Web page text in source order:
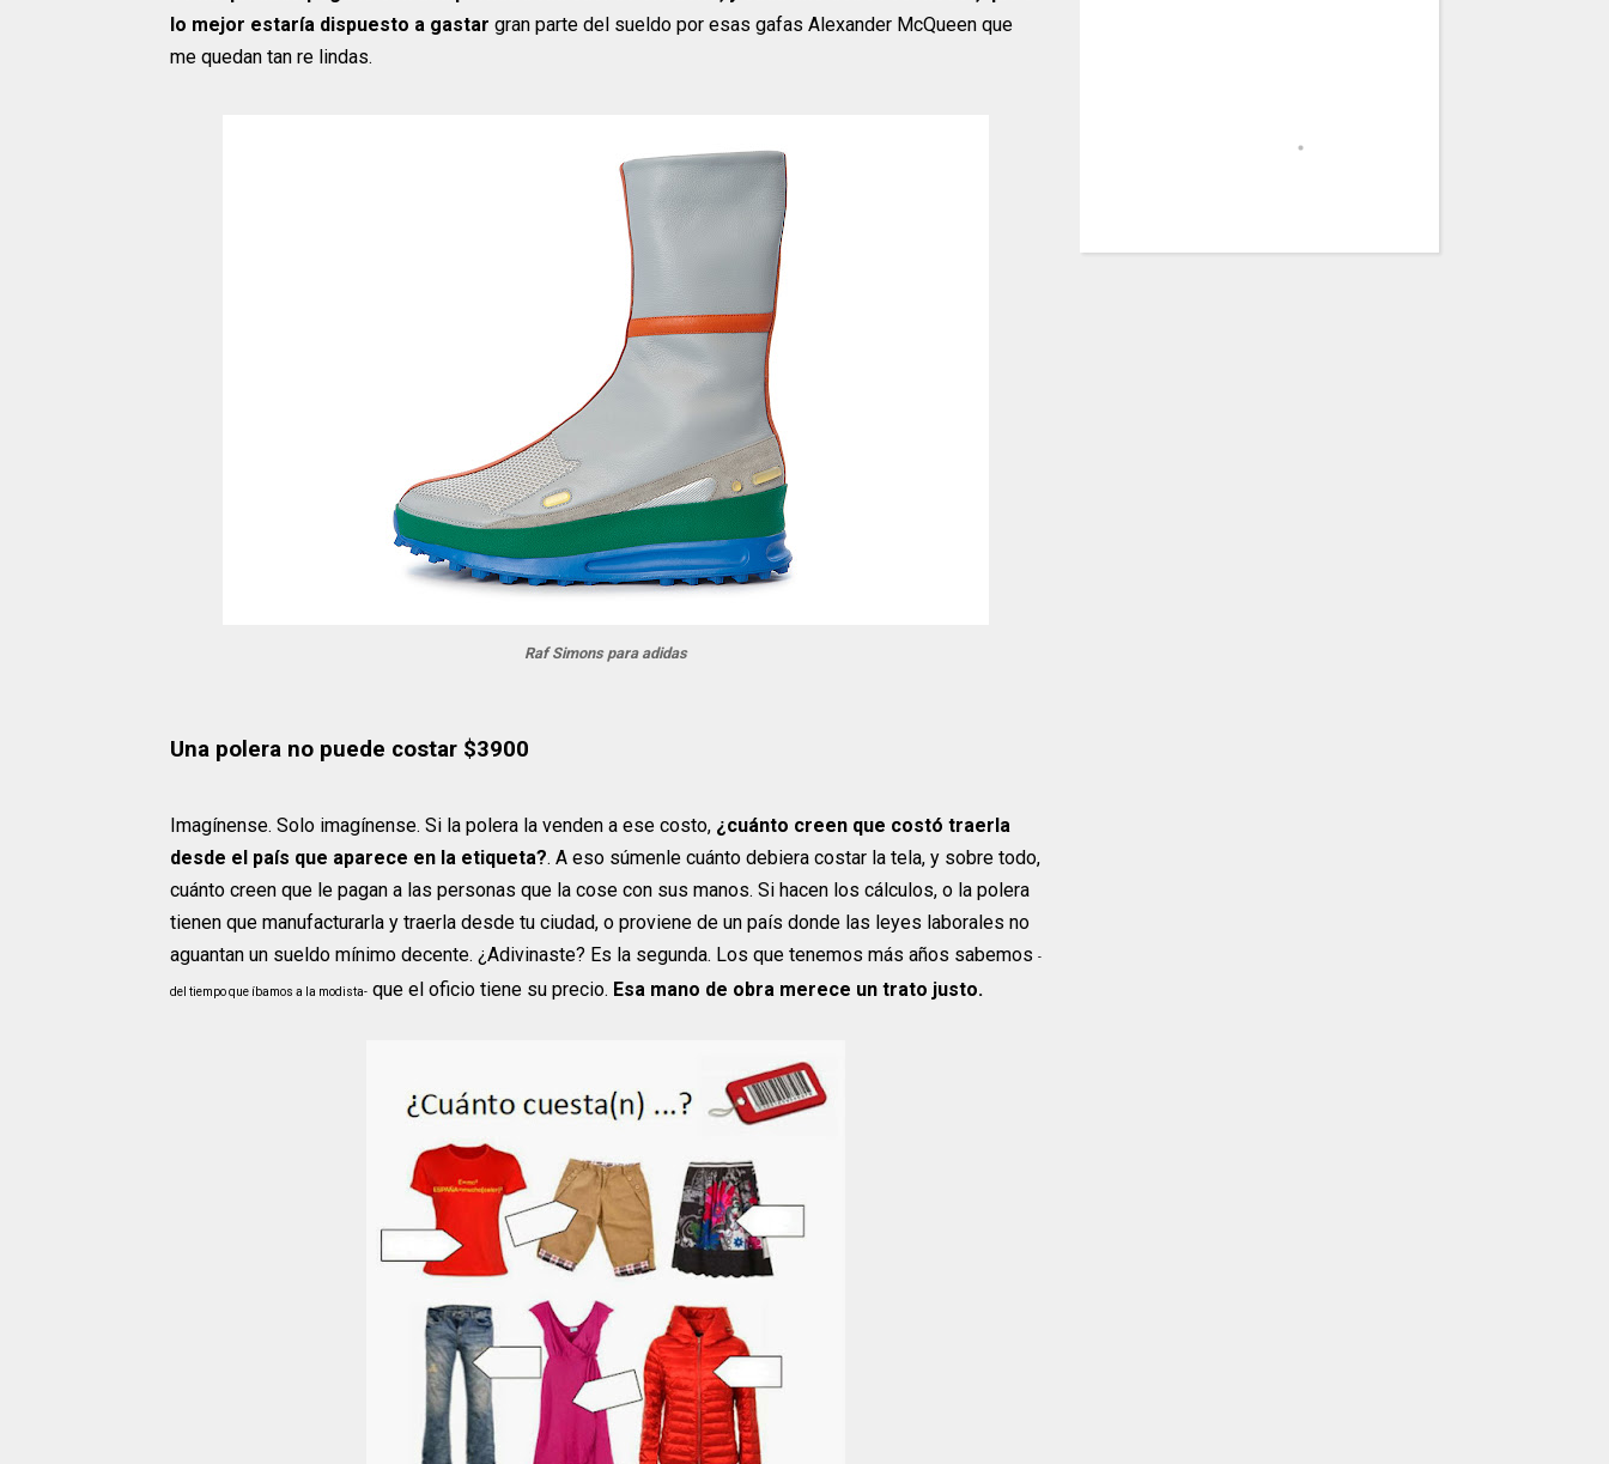
lo mejor estaría dispuesto a gastar gran parte del sueldo por esas gafas Alexander McQueen que
me quedan tan re lindas.
Raf Simons para adidas
Una polera no puede costar $3900
Imagínense. Solo imagínense. Si la polera la venden a ese costo, ¿cuánto creen que costó traerla
desde el país que aparece en la etiqueta?. A eso súmenle cuánto debiera costar la tela, y sobre todo,
cuánto creen que le pagan a las personas que la cose con sus manos. Si hacen los cálculos, o la polera
tienen que manufacturarla y traerla desde tu ciudad, o proviene de un país donde las leyes laborales no
aguantan un sueldo mínimo decente. ¿Adivinaste? Es la segunda. Los que tenemos más años sabemos -
del tiempo que íbamos a la modista- que el oficio tiene su precio. Esa mano de obra merece un trato justo.